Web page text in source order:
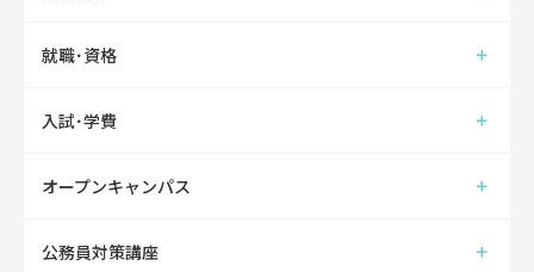
就職･資格
入試･学費
オープンキャンパス
公務員対策講座